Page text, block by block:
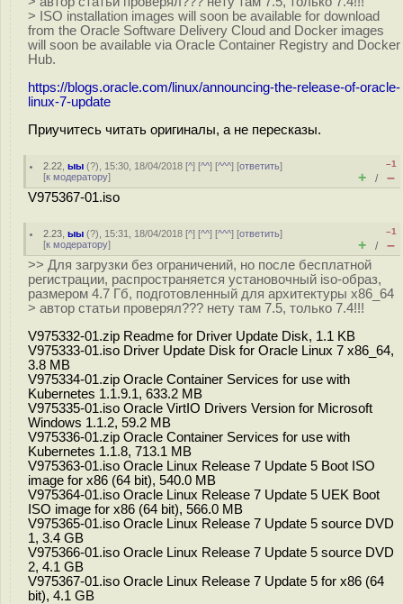
> ISO installation images will soon be available for download
from the Oracle Software Delivery Cloud and Docker images
will soon be available via Oracle Container Registry and Docker
Hub.
https://blogs.oracle.com/linux/announcing-the-release-of-oracle-
linux-7-update
Приучитесь читать оригиналы, а не пересказы.
2.22 ,ыы (?), 15:30, 18/04/2018 [^] [^^] [^^^] [ответить]
[к модератору]
–1
+ / –
V975367-01.iso
2.23 ,ыы (?), 15:31, 18/04/2018 [^] [^^] [^^^] [ответить]
[к модератору]
–1
+ / –
>> Для загрузки без ограничений, но после бесплатной
регистрации, распространяется установочный iso-образ,
размером 4.7 Гб, подготовленный для архитектуры x86_64
> автор статьи проверял??? нету там 7.5, только 7.4!!!
V975332-01.zip Readme for Driver Update Disk, 1.1 KB
V975333-01.iso Driver Update Disk for Oracle Linux 7 x86_64,
3.8 MB
V975334-01.zip Oracle Container Services for use with
Kubernetes 1.1.9.1, 633.2 MB
V975335-01.iso Oracle VirtIO Drivers Version for Microsoft
Windows 1.1.2, 59.2 MB
V975336-01.zip Oracle Container Services for use with
Kubernetes 1.1.8, 713.1 MB
V975363-01.iso Oracle Linux Release 7 Update 5 Boot ISO
image for x86 (64 bit), 540.0 MB
V975364-01.iso Oracle Linux Release 7 Update 5 UEK Boot
ISO image for x86 (64 bit), 566.0 MB
V975365-01.iso Oracle Linux Release 7 Update 5 source DVD
1, 3.4 GB
V975366-01.iso Oracle Linux Release 7 Update 5 source DVD
2, 4.1 GB
V975367-01.iso Oracle Linux Release 7 Update 5 for x86 (64
bit), 4.1 GB